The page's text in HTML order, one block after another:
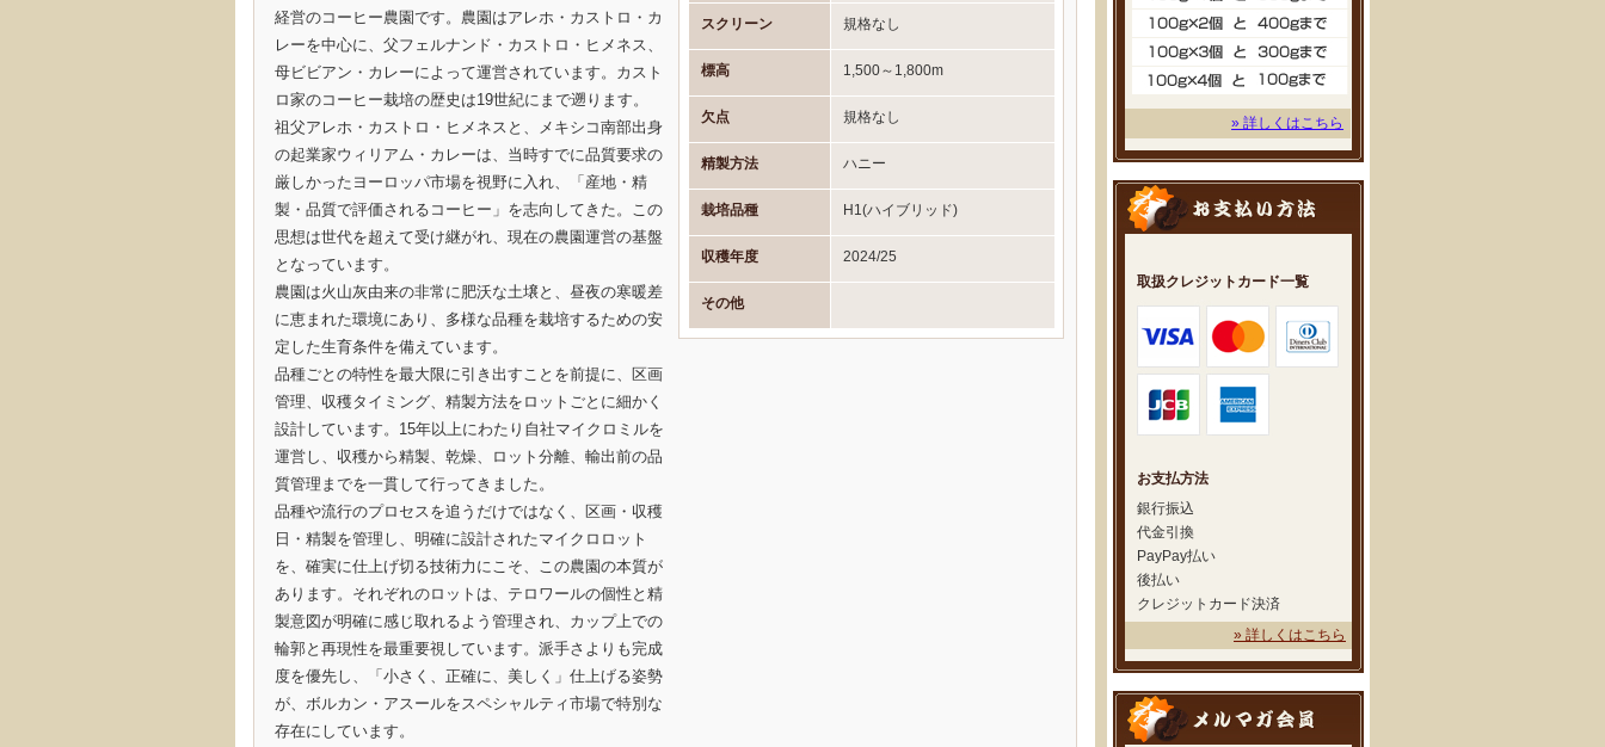
» 詳しくはこちら
取扱クレジットカード一覧
お支払方法
銀行振込
代金引換
PayPay払い
後払い
クレジットカード決済
» 詳しくはこちら
経営のコーヒー農園です。農園はアレホ・カストロ・カ
レーを中心に、父フェルナンド・カストロ・ヒメネス、
母ビビアン・カレーによって運営されています。カスト
ロ家のコーヒー栽培の歴史は19世紀にまで遡ります。
祖父アレホ・カストロ・ヒメネスと、メキシコ南部出身
の起業家ウィリアム・カレーは、当時すでに品質要求の
厳しかったヨーロッパ市場を視野に入れ、「産地・精
製・品質で評価されるコーヒー」を志向してきた。この
思想は世代を超えて受け継がれ、現在の農園運営の基盤
となっています。
農園は火山灰由来の非常に肥沃な土壌と、昼夜の寒暖差
に恵まれた環境にあり、多様な品種を栽培するための安
定した生育条件を備えています。
品種ごとの特性を最大限に引き出すことを前提に、区画
管理、収穫タイミング、精製方法をロットごとに細かく
設計しています。15年以上にわたり自社マイクロミルを
運営し、収穫から精製、乾燥、ロット分離、輸出前の品
質管理までを一貫して行ってきました。
品種や流行のプロセスを追うだけではなく、区画・収穫
日・精製を管理し、明確に設計されたマイクロロット
を、確実に仕上げ切る技術力にこそ、この農園の本質が
あります。それぞれのロットは、テロワールの個性と精
製意図が明確に感じ取れるよう管理され、カップ上での
輪郭と再現性を最重要視しています。派手さよりも完成
度を優先し、「小さく、正確に、美しく」仕上げる姿勢
が、ボルカン・アスールをスペシャルティ市場で特別な
存在にしています。
スクリーン 規格なし
標高 1,500～1,800m
欠点 規格なし
精製方法 ハニー
栽培品種 H1(ハイブリッド)
収穫年度 2024/25
その他